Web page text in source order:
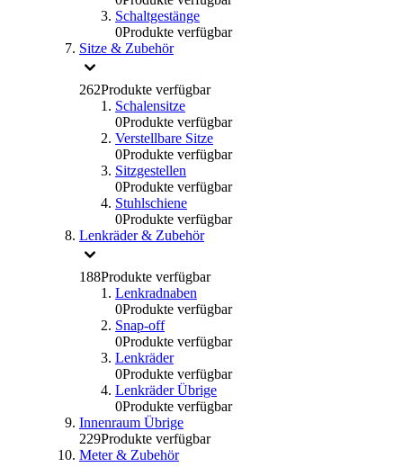
Schaltgestänge
0Produkte verfügbar
Sitze & Zubehör
262Produkte verfügbar
Schalensitze
0Produkte verfügbar
Verstellbare Sitze
0Produkte verfügbar
Sitzgestellen
0Produkte verfügbar
Stuhlschiene
0Produkte verfügbar
Lenkräder & Zubehör
188Produkte verfügbar
Lenkradnaben
0Produkte verfügbar
Snap-off
0Produkte verfügbar
Lenkräder
0Produkte verfügbar
Lenkräder Übrige
0Produkte verfügbar
Innenraum Übrige
229Produkte verfügbar
Meter & Zubehör